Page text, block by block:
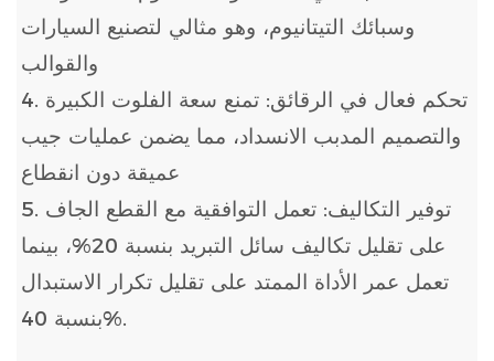
وسبائك التيتانيوم، وهو مثالي لتصنيع السيارات
4. تحكم فعال في الرقائق: تمنع سعة الفلوت الكبيرة
والتصميم المدبب الانسداد، مما يضمن عمليات جيب
5. توفير التكاليف: تعمل التوافقية مع القطع الجاف
على تقليل تكاليف سائل التبريد بنسبة 20%، بينما
تعمل عمر الأداة الممتد على تقليل تكرار الاستبدال
بنسبة 40%.